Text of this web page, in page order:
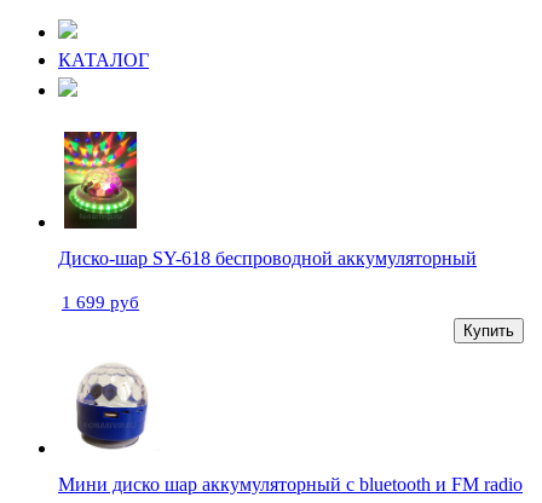
КАТАЛОГ
Диско-шар SY-618 беспроводной аккумуляторный
1 699 руб
Купить
Мини диско шар аккумуляторный с bluetooth и FM radio